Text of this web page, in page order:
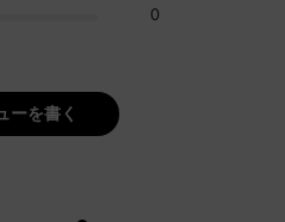
0
ーを書く